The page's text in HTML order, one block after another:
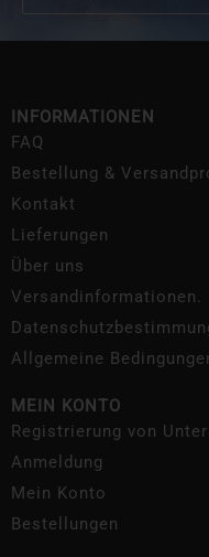
INFORMATIONEN
FAQ
Bestellung &
Kontakt
Lieferungen
Über uns
Versandinformationen.
Allgemeine
MEIN KONTO
Registrierung von
Anmeldung
Mein Konto
Bestellungen